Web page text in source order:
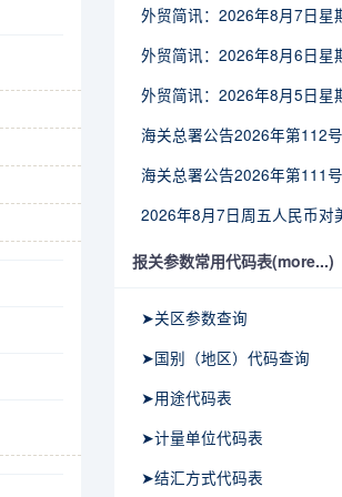
报关参数常用代码表(more...)
➤关区参数查询
➤国别（地区）代码查询
➤用途代码表
➤计量单位代码表
➤结汇方式代码表